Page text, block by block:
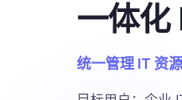
一体化
统一管理 IT 资